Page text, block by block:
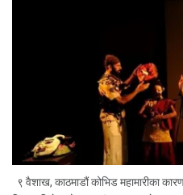
९ वैशाख, काठमाडौं कोभिड महामारीका